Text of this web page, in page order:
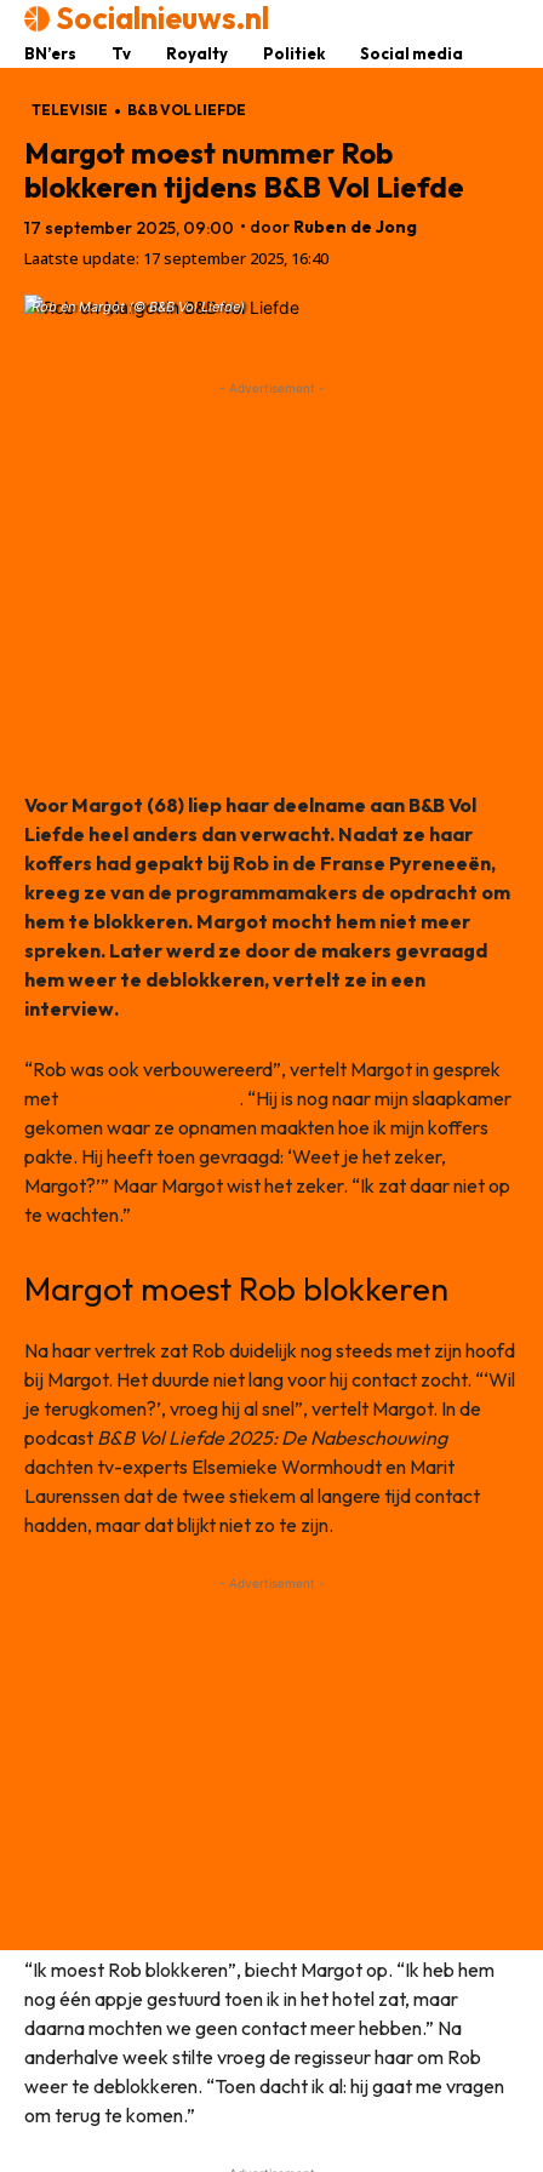
Socialnieuws.nl
BN’ers Tv Royalty Politiek Social media
TELEVISIE B&B VOL LIEFDE
Margot moest nummer Rob
blokkeren tijdens B&B Vol Liefde
17 september 2025, 09:00 • door Ruben de Jong
Laatste update: 17 september 2025, 16:40
Rob en Margot (© B&B Vol Liefde)
- Advertisement -
Voor Margot (68) liep haar deelname aan B&B Vol
Liefde heel anders dan verwacht. Nadat ze haar
koffers had gepakt bij Rob in de Franse Pyreneeën,
kreeg ze van de programmamakers de opdracht om
hem te blokkeren. Margot mocht hem niet meer
spreken. Later werd ze door de makers gevraagd
hem weer te deblokkeren, vertelt ze in een
interview.
“Rob was ook verbouwereerd”, vertelt Margot in gesprek
met
. “Hij is nog naar mijn slaapkamer
gekomen waar ze opnamen maakten hoe ik mijn koffers
pakte. Hij heeft toen gevraagd: ‘Weet je het zeker,
Margot?’” Maar Margot wist het zeker. “Ik zat daar niet op
te wachten.”
Margot moest Rob blokkeren
Na haar vertrek zat Rob duidelijk nog steeds met zijn hoofd
bij Margot. Het duurde niet lang voor hij contact zocht. “‘Wil
je terugkomen?’, vroeg hij al snel”, vertelt Margot. In de
podcast B&B Vol Liefde 2025: De Nabeschouwing
dachten tv-experts Elsemieke Wormhoudt en Marit
Laurenssen dat de twee stiekem al langere tijd contact
hadden, maar dat blijkt niet zo te zijn.
- Advertisement -
“Ik moest Rob blokkeren”, biecht Margot op. “Ik heb hem
nog één appje gestuurd toen ik in het hotel zat, maar
daarna mochten we geen contact meer hebben.” Na
anderhalve week stilte vroeg de regisseur haar om Rob
weer te deblokkeren. “Toen dacht ik al: hij gaat me vragen
om terug te komen.”